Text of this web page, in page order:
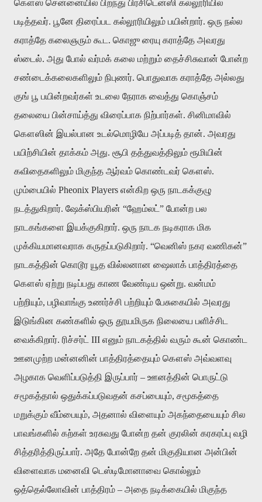
கௌஸ் சென்னையில் பிறந்து பிரசிடென்ஸி கல்லூரியில்
படித்தவர். பூனே திரைப்பட கல்லூரியிலும் பயின்றார். ஒரு நல்ல
கராத்தே கலைஞரும் கூட. கொஜு ரையு கராத்தே அவரது
ஸ்டைல். அது போல் வர்மக் கலை மற்றும் தைச்சிசுவான் போன்ற
சண்டைக்கலைகளிலும் நிபுணர். பொதுவாக கராத்தே அல்லது
குங் பூ பயின்றவர்கள் உடலை நேராக வைத்து கொஞ்சம்
தலையை பின்சாய்த்து விரைப்பாக நிற்பார்கள். சினிமாவில்
கௌஸின் இயல்பான உடல்மொழியே அப்படித் தான். அவரது
பயிற்சியின் தாக்கம் அது. சூபி தத்துவத்திலும் ரூமியின்
கவிதைகளிலும் மிகுந்த ஆர்வம் கொண்டவர் கௌஸ்.
மும்பையில் Pheonix Players என்கிற ஒரு நாடகக்குழு
நடத்துகிறார். ஷேக்ஸ்பியரின் “ஹேம்லட்” போன்ற பல
நாடகங்களை இயக்குகிறார். ஒரு நாடக நடிகராக மிக
முக்கியமானவராக கருதப்படுகிறார். “வெனிஸ் நகர வணிகன்”
நாடகத்தின் கொடூர யூத வில்லனான ஷைலாக் பாத்திரத்தை
கௌஸ் ஏற்று நடிப்பது காண வேண்டிய ஒன்று. வன்மம்
பற்றியும், பழிவாங்கு உணர்ச்சி பற்றியும் பேசுகையில் அவரது
இடுங்கின கண்களில் ஒரு தூயமிருக நிலையை பளிச்சிட
வைக்கிறார். ரிச்சர்ட் III எனும் நாடகத்தில் வரும் கூன் கொண்ட
ஊனமுற்ற மன்னனின் பாத்திரத்தையும் கௌஸ் அவ்வளவு
அழகாக வெளிப்படுத்தி இருப்பார் – ஊனத்தின் பொருட்டு
சமூகத்தால் ஒதுக்கப்படுவதன் கசப்பையும், சமூகத்தை
மறுக்கும் வீம்பையும், அதனால் விளையும் அகந்தையையும் சில
பாவங்களில் கற்கள் உரசுவது போன்ற தன் குரலின் கரகரப்பு வழி
சித்தரித்திருப்பார். அதே போன்றே தன் மிகுதியான அன்பின்
விளைவாக மனைவி டெஸ்டிமோனாவை கொல்லும்
ஒத்தெல்லோவின் பாத்திரம் – அதை நடிக்கையில் மிகுந்த